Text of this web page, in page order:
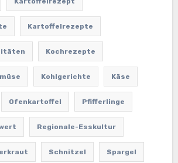
Kartoffelrezepte
Kochrezepte
Kohlgerichte Käse
Ofenkartoffel Pfifferlinge
Regionale-Esskultur
Schnitzel Spargel